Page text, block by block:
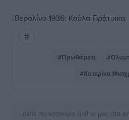
-Βερολίνο 1936: Κούλα Πράτσικα
#Πρωθιέρεια
#Κατερίνα
Δείτε περισσότερα άρθρα μας στα